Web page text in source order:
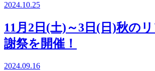
2024.10.25
11月2日(土)～3日(日)秋の
謝祭を開催！
2024.09.16